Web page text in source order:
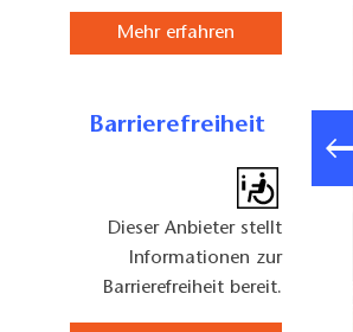
Mehr erfahren
Barrierefreiheit
Dieser Anbieter stellt
Informationen zur
Barrierefreiheit bereit.